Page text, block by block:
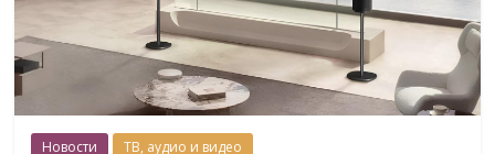
Новости ТВ, аудио и видео